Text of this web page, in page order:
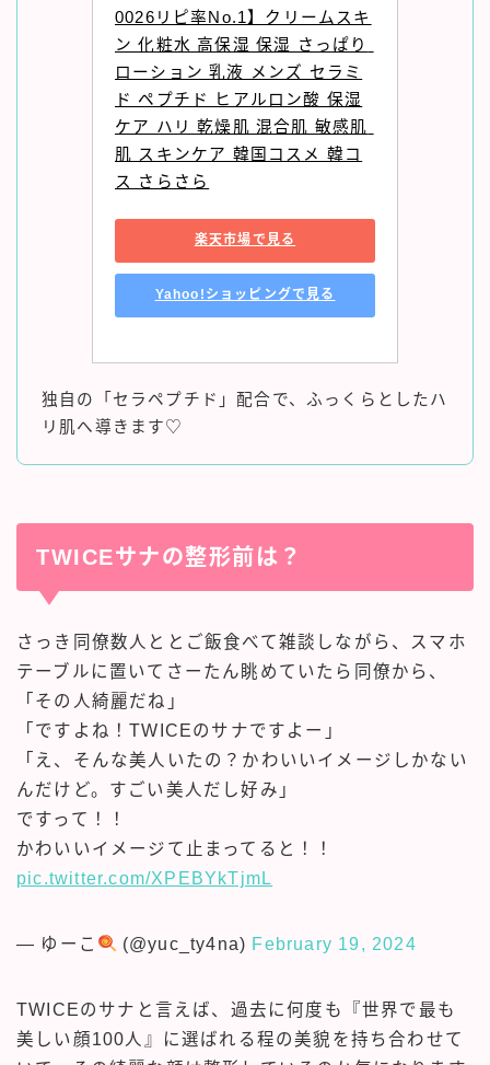
0026リピ率No.1】クリームスキ
ン 化粧水 高保湿 保湿 さっぱり
ローション 乳液 メンズ セラミ
ド ペプチド ヒアルロン酸 保湿
ケア ハリ 乾燥肌 混合肌 敏感肌
肌 スキンケア 韓国コスメ 韓コ
ス さらさら
楽天市場で見る
Yahoo!ショッピングで見る
独自の「セラペプチド」配合で、ふっくらとしたハ
リ肌へ導きます♡
TWICEサナの整形前は？
さっき同僚数人ととご飯食べて雑談しながら、スマホ
テーブルに置いてさーたん眺めていたら同僚から、
「その人綺麗だね」
「ですよね！TWICEのサナですよー」
「え、そんな美人いたの？かわいいイメージしかない
んだけど。すごい美人だし好み」
ですって！！
かわいいイメージて止まってると！！
pic.twitter.com/XPEBYkTjmL
— ゆーこ (@yuc_ty4na) February 19, 2024
TWICEのサナと言えば、過去に何度も『世界で最も
美しい顔100人』に選ばれる程の美貌を持ち合わせて